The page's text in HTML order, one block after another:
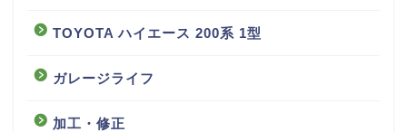
TOYOTA ハイエース 200系 1型
ガレージライフ
加工・修正